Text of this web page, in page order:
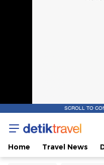
SCROLL TO
Home Travel News